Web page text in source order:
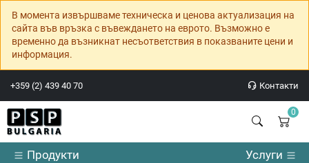
В момента извършваме техническа и ценова актуализация на
сайта във връзка с въвеждането на еврото. Възможно е
временно да възникнат несъответствия в показваните цени и
информация.
+359 (2) 439 40 70 Контакти
0
Продукти Услуги